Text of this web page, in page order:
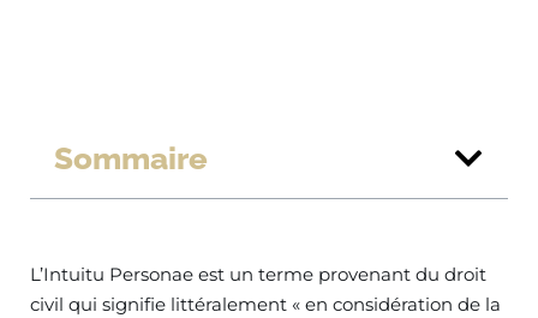
Sommaire
L’Intuitu Personae est un terme provenant du droit
civil qui signifie littéralement « en considération de la